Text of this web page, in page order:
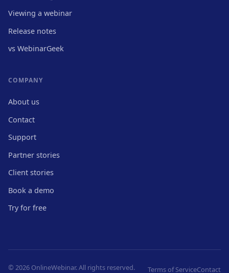
Viewing a webinar
Release notes
vs WebinarGeek
COMPANY
About us
Contact
Support
Partner stories
Client stories
Book a demo
Try for free
© 2026 OnlineWebinar. All rights reserved. Terms of ServiceContact